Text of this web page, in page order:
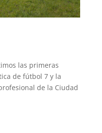
las primeras
de fútbol 7 y la
de la Ciudad